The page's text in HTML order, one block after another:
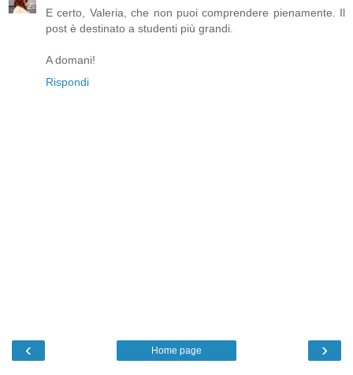
E certo, Valeria, che non puoi comprendere pienamente. Il
post è destinato a studenti più grandi.
A domani!
Rispondi
‹ ›
Home page